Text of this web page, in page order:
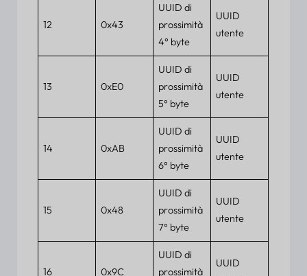
12 0x43
UUID di
prossimità
4° byte
UUID
utente
13 0xE0
UUID di
prossimità
5° byte
UUID
utente
14 0xAB
UUID di
prossimità
6° byte
UUID
utente
15 0x48
UUID di
prossimità
7° byte
UUID
utente
16 0x9C
UUID di
prossimità
UUID